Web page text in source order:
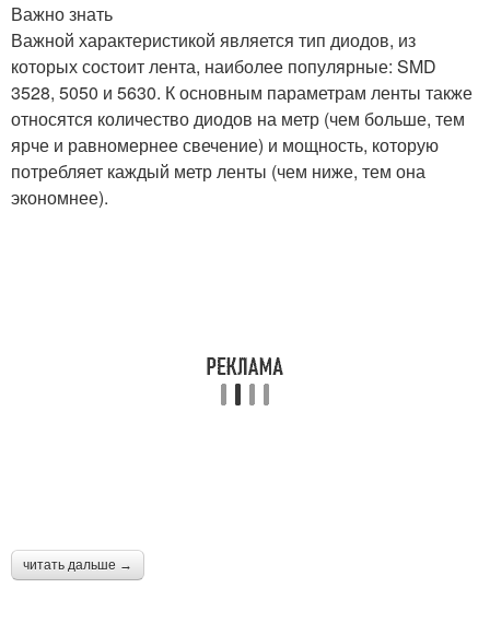
Важно знать
Важной характеристикой является тип диодов, из
которых состоит лента, наиболее популярные: SMD
3528, 5050 и 5630. К основным параметрам ленты также
относятся количество диодов на метр (чем больше, тем
ярче и равномернее свечение) и мощность, которую
потребляет каждый метр ленты (чем ниже, тем она
экономнее).
читать дальше →